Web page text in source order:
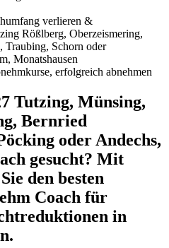
verlieren &
Rößlberg, Oberzeismering,
Traubing, Schorn oder
Monatshausen
erfolgreich abnehmen
Tutzing, Münsing,
Bernried
oder Andechs,
gesucht? Mit
den besten
Coach für
in